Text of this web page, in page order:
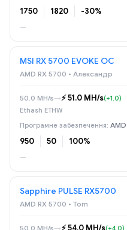
1750 1820 -30%
—
MSI RX 5700 EVOKE OC
AMD RX 5700 • Александр
50.0 MH/s→⚡️ 51.0 MH/s(+1.0)
Ethash ETHW
950 50 100%
—
Sapphire PULSE RX5700
AMD RX 5700 • Tom
50.0 MH/s→⚡️ 54.0 MH/s(+4.0)